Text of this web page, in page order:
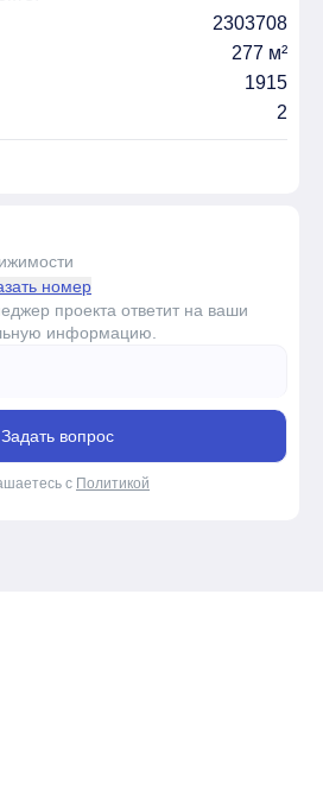
2303708
277 м²
1915
2
номер
проекта ответит на ваши
информацию.
Задать вопрос
с Политикой